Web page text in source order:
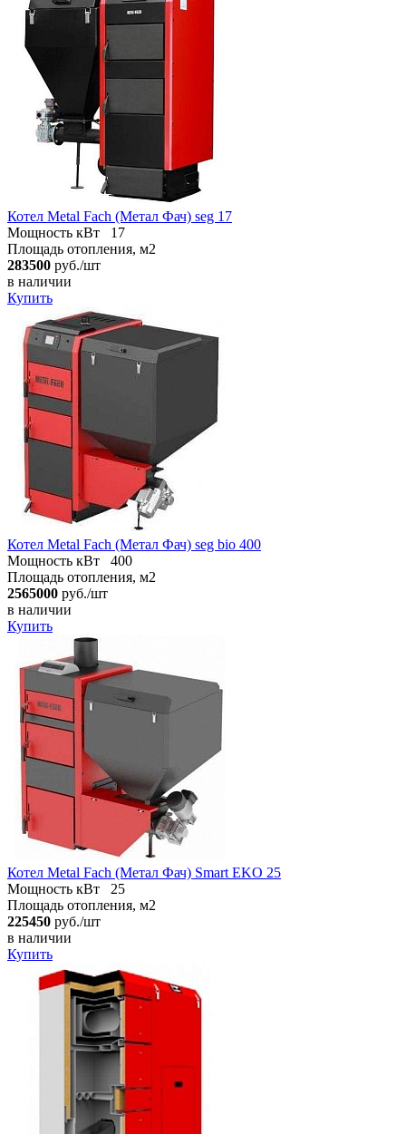
Котел Metal Fach (Метал Фач) seg 17
Мощность кВт
17
Площадь отопления, м2
283500 руб./шт
в наличии
Купить
Котел Metal Fach (Метал Фач) seg bio 400
Мощность кВт
400
Площадь отопления, м2
2565000 руб./шт
в наличии
Купить
Котел Metal Fach (Метал Фач) Smart EKO 25
Мощность кВт
25
Площадь отопления, м2
225450 руб./шт
в наличии
Купить